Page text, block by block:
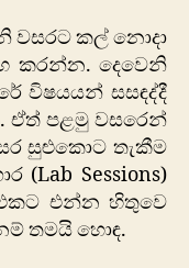
වසරට කල් නොදා
කරන්න. දෙවෙනි
විෂයයන් සසඳද්දී
ඒත් පළමු වසරෙන්
සුළුකොට තැකීම
(Lab Sessions)
එන්න හිතුවෙ
තමයි හොඳ.